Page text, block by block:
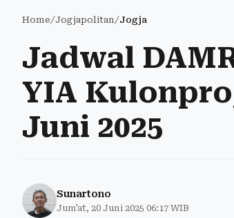
Home/Jogjapolitan/Jogja
Jadwal
YIA
Juni 2025
Sunartono
Jum'at, 20 Juni 2025 06:17 WIB